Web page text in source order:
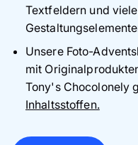
Textfeldern und
Unsere Foto-
mit
Tony's Chocolonely
Inhaltsstoffen.